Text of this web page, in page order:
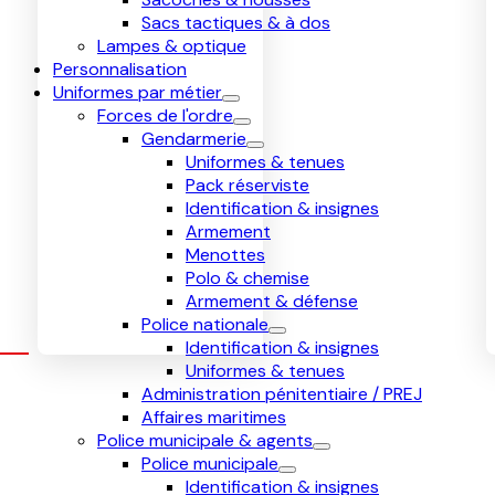
Sacs tactiques & à dos
Lampes & optique
Personnalisation
Uniformes par métier
Forces de l'ordre
Gendarmerie
Uniformes & tenues
Pack réserviste
Identification & insignes
Armement
Menottes
Polo & chemise
Armement & défense
Police nationale
Identification & insignes
Uniformes & tenues
Administration pénitentiaire / PREJ
Affaires maritimes
Police municipale & agents
Police municipale
Identification & insignes